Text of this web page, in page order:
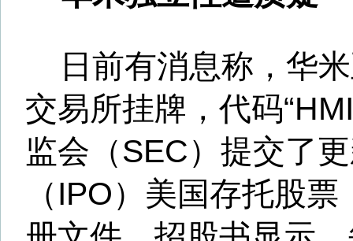
市。对比两份招股书来看，华
有所降低，且华米计划挂牌地
而不是纳斯达克。
华米是小米生态链中的一员
有小米手环、小米手表、小米
产品，华米因其推出的小米手
而受到市场追捧。2014年华米